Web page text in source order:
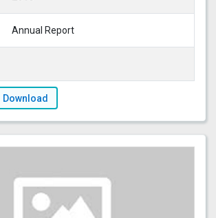
Annual Report
Download